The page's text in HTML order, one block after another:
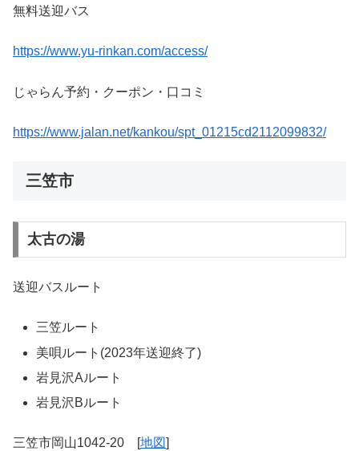
無料送迎バス
https://www.yu-rinkan.com/access/
じゃらん予約・クーポン・口コミ
https://www.jalan.net/kankou/spt_01215cd2112099832/
三笠市
太古の湯
送迎バスルート
三笠ルート
美唄ルート(2023年送迎終了)
岩見沢Aルート
岩見沢Bルート
三笠市岡山1042-20 [地図]